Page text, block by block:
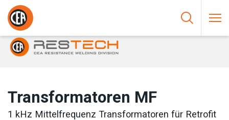
Zum Inhalt springen
HOME/
STEUERUNGEN UND KOMPONENTEN
TRANSFORMATOREN MF
Transformatoren MF
1 kHz Mittelfrequenz Transformatoren für Retrofit